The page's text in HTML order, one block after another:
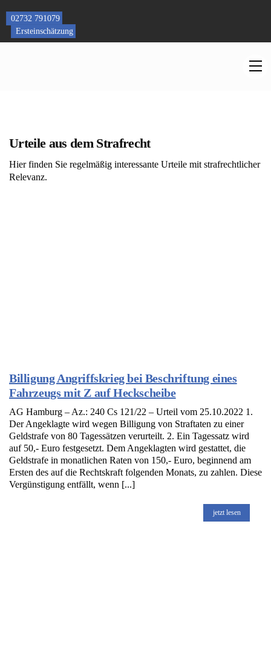
content
02732 791079
Ersteinschätzung
Urteile aus dem Strafrecht
Hier finden Sie regelmäßig interessante Urteile mit strafrechtlicher
Relevanz.
Billigung Angriffskrieg bei Beschriftung eines
Fahrzeugs mit Z auf Heckscheibe
AG Hamburg – Az.: 240 Cs 121/22 – Urteil vom 25.10.2022 1.
Der Angeklagte wird wegen Billigung von Straftaten zu einer
Geldstrafe von 80 Tagessätzen verurteilt. 2. Ein Tagessatz wird
auf 50,- Euro festgesetzt. Dem Angeklagten wird gestattet, die
Geldstrafe in monatlichen Raten von 150,- Euro, beginnend am
Ersten des auf die Rechtskraft folgenden Monats, zu zahlen. Diese
Vergünstigung entfällt, wenn [...]
jetzt lesen